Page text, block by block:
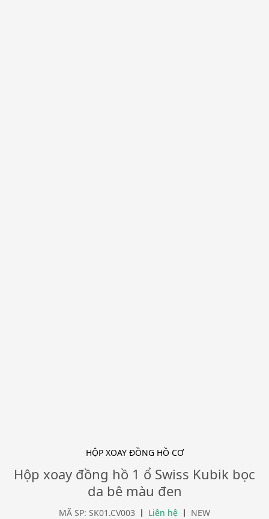
HỘP XOAY ĐỒNG HỒ CƠ
Hộp xoay đồng hồ 1 ổ Swiss Kubik bọc
da bê màu đen
MÃ SP: SK01.CV003 Liên hệ NEW